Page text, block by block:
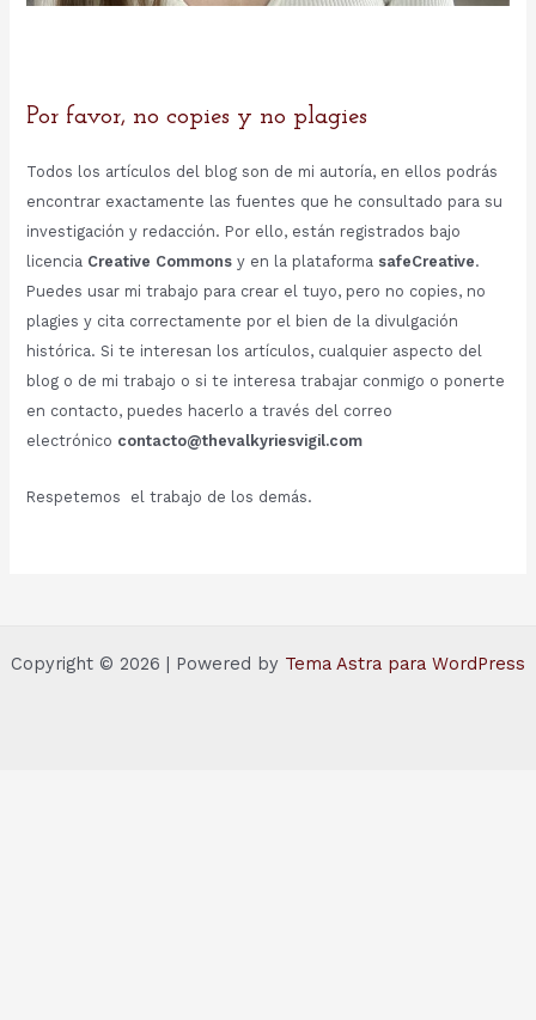
Por favor, no copies y no plagies
Todos los artículos del blog son de mi autoría, en ellos podrás
encontrar exactamente las fuentes que he consultado para su
investigación y redacción. Por ello, están registrados bajo
licencia Creative Commonsy en la plataforma safeCreative.
Puedes usar mi trabajo para crear el tuyo, pero no copies, no
plagies y cita correctamente por el bien de la divulgación
histórica. Si te interesan los artículos, cualquier aspecto del
blog o de mi trabajo o si te interesa trabajar conmigo o ponerte
en contacto, puedes hacerlo a través del correo
electrónico contacto@thevalkyriesvigil.com
Respetemos el trabajo de los demás.
Copyright © 2026 | Powered by Tema Astra para WordPress